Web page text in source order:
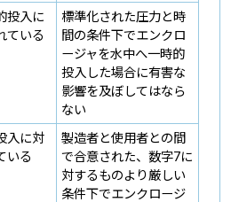
投入に
ている
標準化された圧力と時
間の条件下でエンクロ
ージャを水中へ一時的
投入した場合に有害な
影響を及ぼしてはなら
ない
入に対
いる
製造者と使用者との間
で合意された、数字7に
対するものより厳しい
条件下でエンクロージ